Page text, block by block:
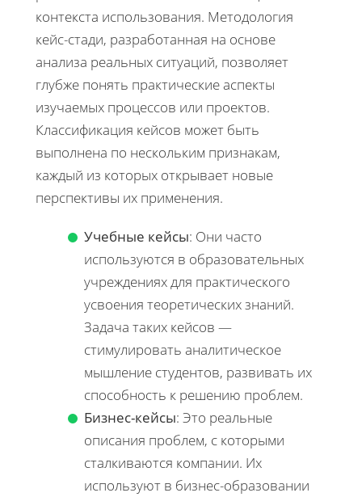
контекста использования. Методология
кейс-стади, разработанная на основе
анализа реальных ситуаций, позволяет
глубже понять практические аспекты
изучаемых процессов или проектов.
Классификация кейсов может быть
выполнена по нескольким признакам,
каждый из которых открывает новые
перспективы их применения.
Учебные кейсы: Они часто
используются в образовательных
учреждениях для практического
усвоения теоретических знаний.
Задача таких кейсов —
стимулировать аналитическое
мышление студентов, развивать их
способность к решению проблем.
Бизнес-кейсы: Это реальные
описания проблем, с которыми
сталкиваются компании. Их
используют в бизнес-образовании